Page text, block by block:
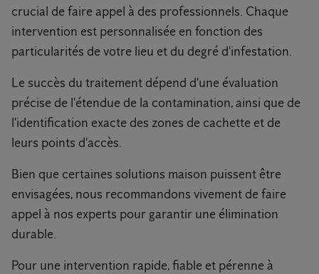
crucial de faire appel à des professionnels. Chaque
intervention est personnalisée en fonction des
particularités de votre lieu et du degré d'infestation.
Le succès du traitement dépend d'une évaluation
précise de l'étendue de la contamination, ainsi que de
l'identification exacte des zones de cachette et de
leurs points d'accès.
Bien que certaines solutions maison puissent être
envisagées, nous recommandons vivement de faire
appel à nos experts pour garantir une élimination
durable.
Pour une intervention rapide, fiable et pérenne à